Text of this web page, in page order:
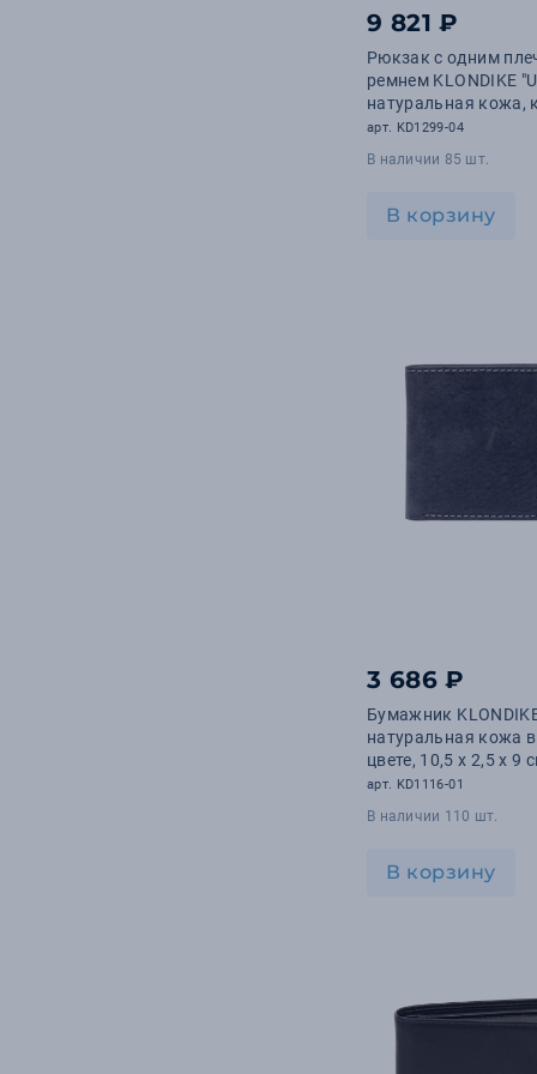
9 821 ₽
Рюкзак с одним
ремнем KLONDIKE
натуральная кожа,
цвет, 15,5 х 10 х 26 см
арт. KD1299-04
В наличии 85 шт.
В корзину
3 686 ₽
Бумажник KLONDIKE
натуральная кожа
цвете, 10,5 х 2,5 х 9
арт. KD1116-01
В наличии 110 шт.
В корзину